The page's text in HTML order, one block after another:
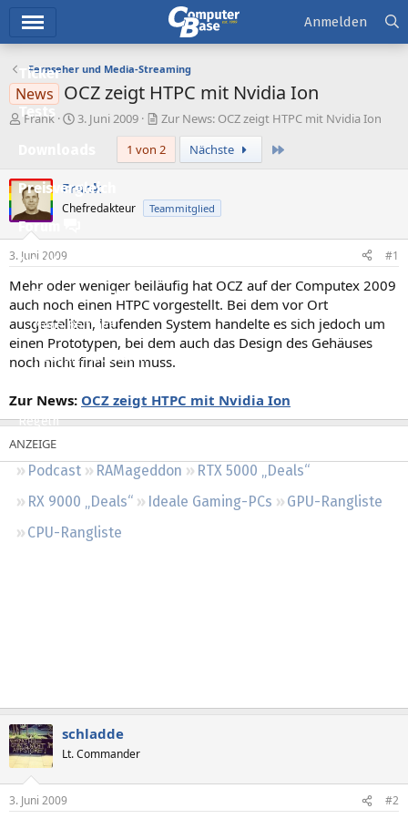
Ticker
Tests
Preisvergleich
Forum
Aktuelles
Empfohlene Inhalte
Neue Beiträge
Neueste Aktivitäten
Regeln
Podcast RAMageddon
RTX 5000 „Deals“
RX 9000 „Deals“
Ideale Gaming-PCs
GPU-Rangliste
CPU-Rangliste
Anmelden
Fernseher und Media-Streaming
News OCZ zeigt HTPC mit Nvidia Ion
E
e
l
l
e
Frank
E
e
l
m
3. Juni 2009
Zur News: OCZ zeigt HTPC mit Nvidia Ion
1 von 2
Nächste
Frank
Chefredakteur Teammitglied
3. Juni 2009 #1
Mehr oder weniger beiläufig hat OCZ auf der Computex 2009
auch noch einen HTPC vorgestellt. Bei dem vor Ort
ausgestellten, laufenden System handelte es sich jedoch um
einen Prototypen, bei dem auch das Design des Gehäuses
noch nicht final sein muss.
Zur News: OCZ zeigt HTPC mit Nvidia Ion
schladde
Lt. Commander
3. Juni 2009 #2